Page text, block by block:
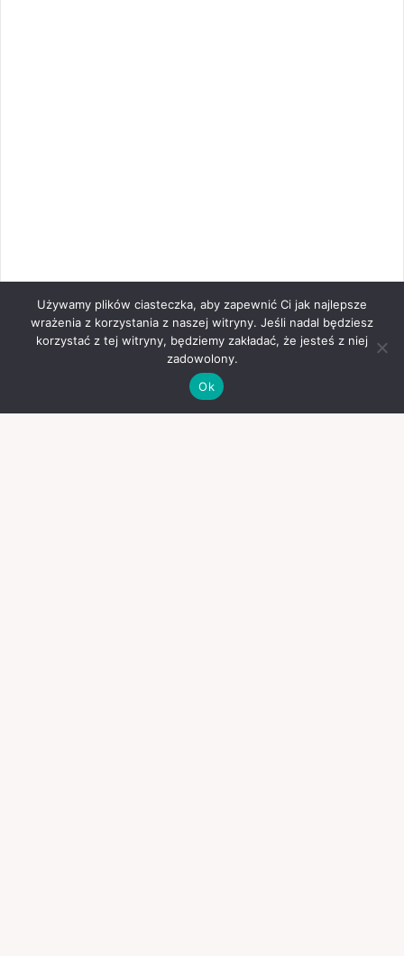
Używamy plików ciasteczka, aby zapewnić Ci jak najlepsze
wrażenia z korzystania z naszej witryny. Jeśli nadal będziesz
korzystać z tej witryny, będziemy zakładać, że jesteś z niej
zadowolony.
Ok